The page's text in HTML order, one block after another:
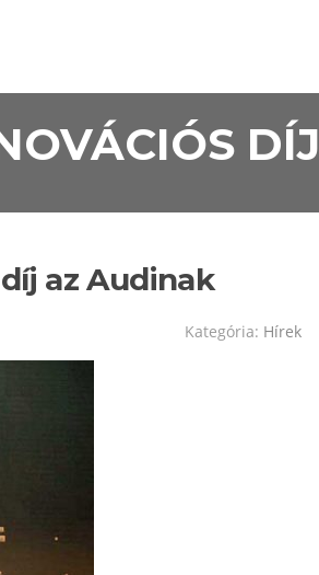
DÍJ
az Audinak
Kategória: Hírek